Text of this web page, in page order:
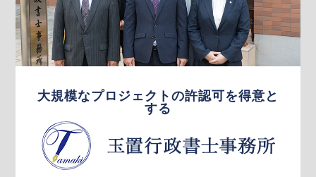
大規模なプロジェクトの許認可を得意と
する